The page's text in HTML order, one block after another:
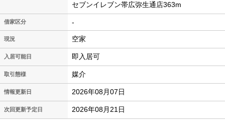
セブンイレブン帯広弥生通店363m
借家区分 -
現況 空家
入居可能日 即入居可
取引態様 媒介
情報更新日 2026年08月07日
次回更新予定日 2026年08月21日